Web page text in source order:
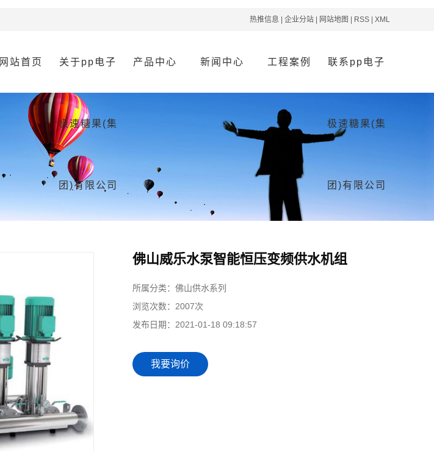
热推信息 企业分站 网站地图 RSS XML
网站首页 关于pp电子
极速糖果(集
团)有限公司
公司简介
资质荣誉
产品中心
佛山消防系列
佛山货物交付
新闻中心
行业资讯
工程案例 联系pp电子
极速糖果(集
团)有限公司
糖果(集团)有限公
佛山威乐水泵智能恒压变频供水机组
所属分类： 佛山供水系列
浏览次数： 2007次
发布日期： 2021-01-18 09:18:57
我要询价